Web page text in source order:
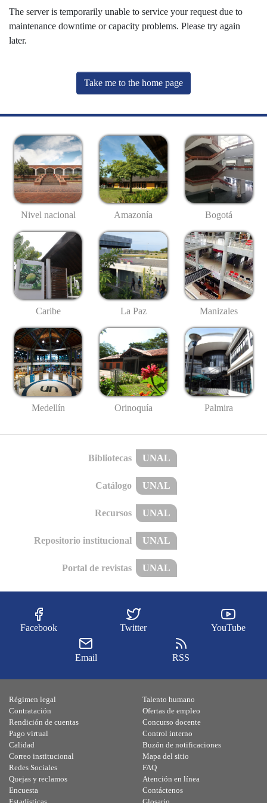
The server is temporarily unable to service your request due to
maintenance downtime or capacity problems. Please try again
later.
Take me to the home page
Nivel nacional Amazonía Bogotá
Caribe La Paz Manizales
Medellín Orinoquía Palmira
Bibliotecas UNAL
Catálogo UNAL
Recursos UNAL
Repositorio institucional UNAL
Portal de revistas UNAL
Facebook Twitter YouTube
Email RSS
Régimen legal
Contratación
Rendición de cuentas
Pago virtual
Calidad
Talento humano
Ofertas de empleo
Concurso docente
Control interno
Buzón de notificaciones
Correo institucional
Redes Sociales
Quejas y reclamos
Encuesta
Mapa del sitio
FAQ
Atención en línea
Contáctenos